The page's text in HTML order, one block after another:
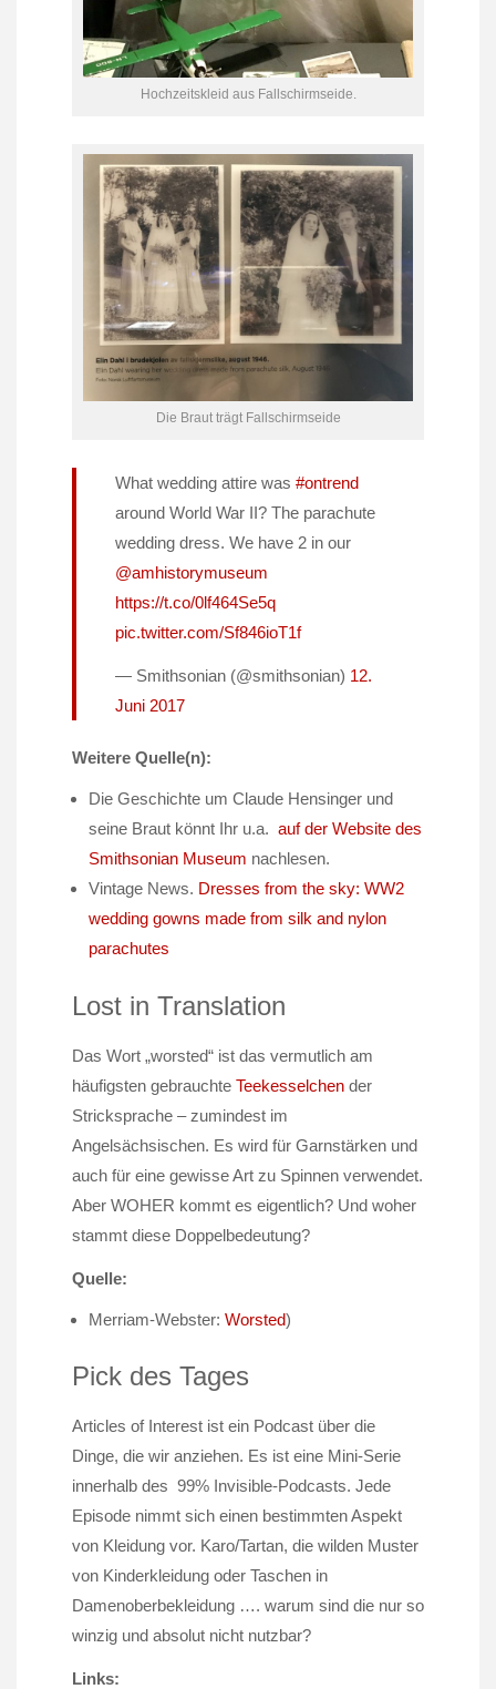
Hochzeitskleid aus Fallschirmseide.
Die Braut trägt Fallschirmseide
What wedding attire was #ontrend
around World War II? The parachute
wedding dress. We have 2 in our
@amhistorymuseum
https://t.co/0lf464Se5q
pic.twitter.com/Sf846ioT1f
— Smithsonian (@smithsonian) 12.
Juni 2017
Weitere Quelle(n):
Die Geschichte um Claude Hensinger und
seine Braut könnt Ihr u.a. auf der Website des
Smithsonian Museum nachlesen.
Vintage News. Dresses from the sky: WW2
wedding gowns made from silk and nylon
parachutes
Lost in Translation
Das Wort „worsted“ ist das vermutlich am
häufigsten gebrauchte Teekesselchen der
Stricksprache – zumindest im
Angelsächsischen. Es wird für Garnstärken und
auch für eine gewisse Art zu Spinnen verwendet.
Aber WOHER kommt es eigentlich? Und woher
stammt diese Doppelbedeutung?
Quelle:
Merriam-Webster: Worsted)
Pick des Tages
Articles of Interest ist ein Podcast über die
Dinge, die wir anziehen. Es ist eine Mini-Serie
innerhalb des 99% Invisible-Podcasts. Jede
Episode nimmt sich einen bestimmten Aspekt
von Kleidung vor. Karo/Tartan, die wilden Muster
von Kinderkleidung oder Taschen in
Damenoberbekleidung …. warum sind die nur so
winzig und absolut nicht nutzbar?
Links: